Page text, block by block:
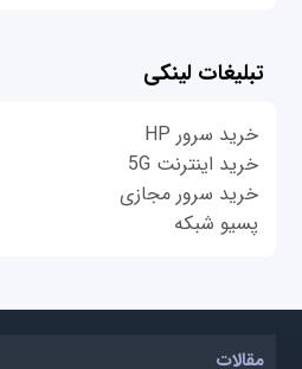
تبلیغات لینکی
خرید سرور HP
خرید اینترنت 5G
خرید سرور مجازی
پسیو شبکه
مقالات